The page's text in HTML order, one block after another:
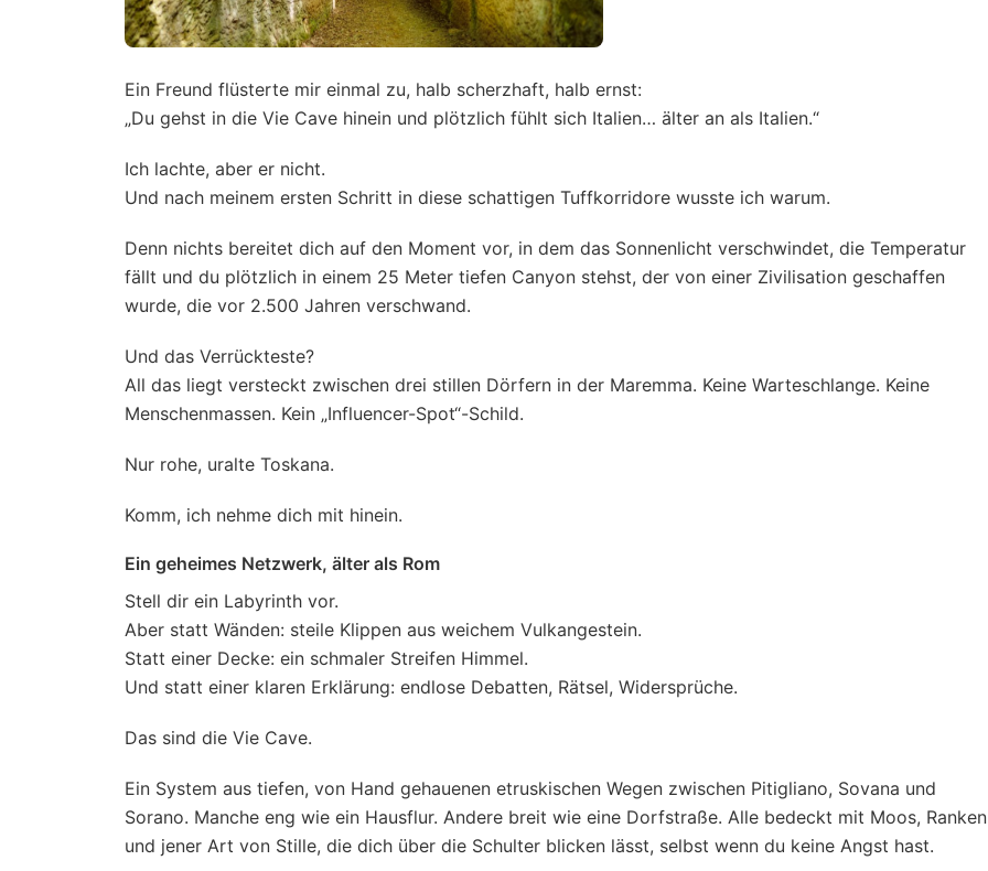
Ein Freund flüsterte mir einmal zu, halb scherzhaft, halb ernst:
„Du gehst in die Vie Cave hinein und plötzlich fühlt sich Italien… älter an als Italien.“
Ich lachte, aber er nicht.
Und nach meinem ersten Schritt in diese schattigen Tuffkorridore wusste ich warum.
Denn nichts bereitet dich auf den Moment vor, in dem das Sonnenlicht verschwindet, die Temperatur
fällt und du plötzlich in einem 25 Meter tiefen Canyon stehst, der von einer Zivilisation geschaffen
wurde, die vor 2.500 Jahren verschwand.
Und das Verrückteste?
All das liegt versteckt zwischen drei stillen Dörfern in der Maremma. Keine Warteschlange. Keine
Menschenmassen. Kein „Influencer-Spot“-Schild.
Nur rohe, uralte Toskana.
Komm, ich nehme dich mit hinein.
Ein geheimes Netzwerk, älter als Rom
Stell dir ein Labyrinth vor.
Aber statt Wänden: steile Klippen aus weichem Vulkangestein.
Statt einer Decke: ein schmaler Streifen Himmel.
Und statt einer klaren Erklärung: endlose Debatten, Rätsel, Widersprüche.
Das sind die Vie Cave.
Ein System aus tiefen, von Hand gehauenen etruskischen Wegen zwischen Pitigliano, Sovana und
Sorano. Manche eng wie ein Hausflur. Andere breit wie eine Dorfstraße. Alle bedeckt mit Moos, Ranken
und jener Art von Stille, die dich über die Schulter blicken lässt, selbst wenn du keine Angst hast.